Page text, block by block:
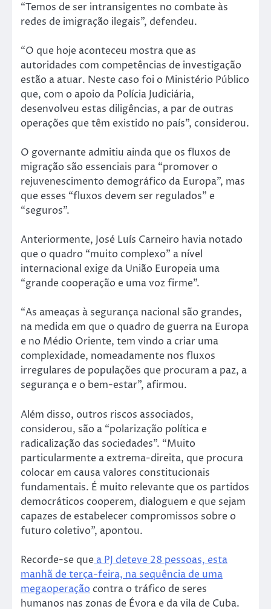
“Temos de ser intransigentes no combate às
redes de imigração ilegais”, defendeu.
“O que hoje aconteceu mostra que as
autoridades com competências de investigação
estão a atuar. Neste caso foi o Ministério Público
que, com o apoio da Polícia Judiciária,
desenvolveu estas diligências, a par de outras
operações que têm existido no país”, considerou.
O governante admitiu ainda que os fluxos de
migração são essenciais para “promover o
rejuvenescimento demográfico da Europa”, mas
que esses “fluxos devem ser regulados” e
“seguros”.
Anteriormente, José Luís Carneiro havia notado
que o quadro “muito complexo” a nível
internacional exige da União Europeia uma
“grande cooperação e uma voz firme”.
“As ameaças à segurança nacional são grandes,
na medida em que o quadro de guerra na Europa
e no Médio Oriente, tem vindo a criar uma
complexidade, nomeadamente nos fluxos
irregulares de populações que procuram a paz, a
segurança e o bem-estar”, afirmou.
Além disso, outros riscos associados,
considerou, são a “polarização política e
radicalização das sociedades”. “Muito
particularmente a extrema-direita, que procura
colocar em causa valores constitucionais
fundamentais. É muito relevante que os partidos
democráticos cooperem, dialoguem e que sejam
capazes de estabelecer compromissos sobre o
futuro coletivo”, apontou.
Recorde-se que a PJ deteve 28 pessoas, esta
manhã de terça-feira, na sequência de uma
megaoperação contra o tráfico de seres
humanos nas zonas de Évora e da vila de Cuba.